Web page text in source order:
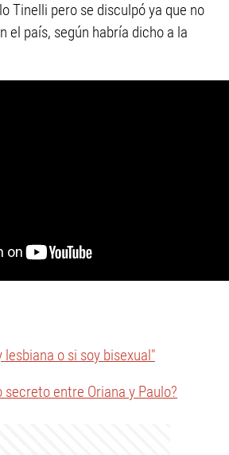
Tinelli pero se disculpó ya que no
el país, según habría dicho a la
lesbiana o si soy bisexual"
entre Oriana y Paulo?